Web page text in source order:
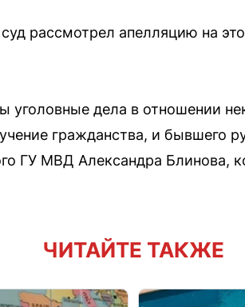
рассмотрел апелляцию на
уголовные дела в отношении
гражданства, и бывшего
ГУ МВД Александра Блинова,
ЧИТАЙТЕ ТАКЖЕ